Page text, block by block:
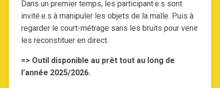
Dans un premier temps, les participant.e.s sont
invité.e.s à manipuler les objets de la malle. Puis à
regarder le court-métrage sans les bruits pour venir
les reconstituer en direct.
=> Outil disponible au prêt tout au long de
l’année 2025/2026.